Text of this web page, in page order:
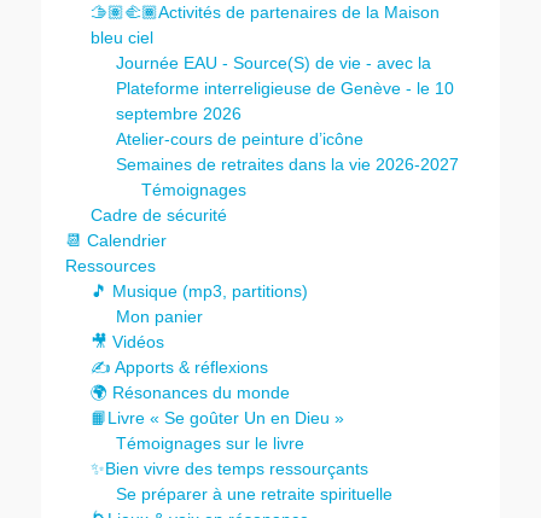
🫱🏽‍🫲🏾Activités de partenaires de la Maison
bleu ciel
Journée EAU - Source(S) de vie - avec la
Plateforme interreligieuse de Genève - le 10
septembre 2026
Atelier-cours de peinture d’icône
Semaines de retraites dans la vie 2026-2027
Témoignages
Cadre de sécurité
📆 Calendrier
Ressources
🎵 Musique (mp3, partitions)
Mon panier
🎥 Vidéos
✍️ Apports & réflexions
🌍 Résonances du monde
📙Livre « Se goûter Un en Dieu »
Témoignages sur le livre
✨Bien vivre des temps ressourçants
Se préparer à une retraite spirituelle